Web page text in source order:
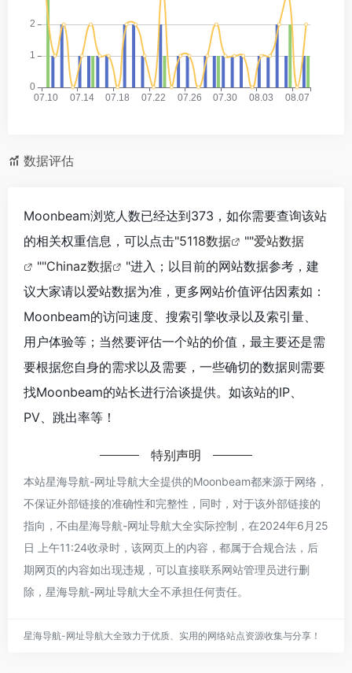
数据评估
Moonbeam浏览人数已经达到373，如你需要查询该站
的相关权重信息，可以点击"5118数据 ""爱站数据
""Chinaz数据
"进入；以目前的网站数据参考，建
议大家请以爱站数据为准，更多网站价值评估因素如：
Moonbeam的访问速度、搜索引擎收录以及索引量、
用户体验等；当然要评估一个站的价值，最主要还是需
要根据您自身的需求以及需要，一些确切的数据则需要
找Moonbeam的站长进行洽谈提供。如该站的IP、
PV、跳出率等！
特别声明
本站星海导航-网址导航大全提供的Moonbeam都来源于网络，
不保证外部链接的准确性和完整性，同时，对于该外部链接的
指向，不由星海导航-网址导航大全实际控制，在2024年6月25
日 上午11:24收录时，该网页上的内容，都属于合规合法，后
期网页的内容如出现违规，可以直接联系网站管理员进行删
除，星海导航-网址导航大全不承担任何责任。
星海导航-网址导航大全致力于优质、实用的网络站点资源收集与分享！